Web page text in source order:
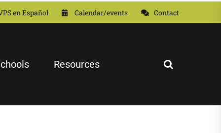
en Español Calendar/events Contact
Resources